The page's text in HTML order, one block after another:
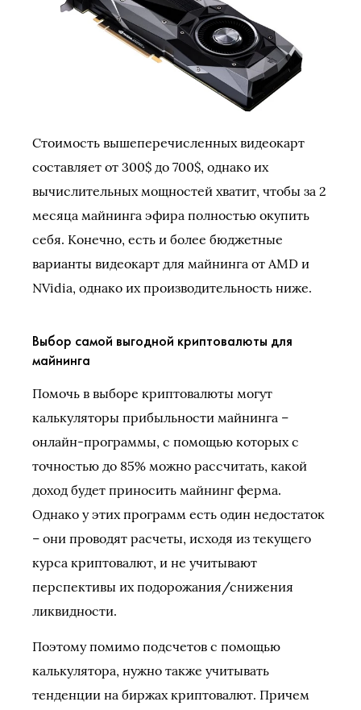
Стоимость вышеперечисленных видеокарт
составляет от 300$ до 700$, однако их
вычислительных мощностей хватит, чтобы за 2
месяца майнинга эфира полностью окупить
себя. Конечно, есть и более бюджетные
варианты видеокарт для майнинга от AMD и
NVidia, однако их производительность ниже.
Выбор самой выгодной криптовалюты для
майнинга
Помочь в выборе криптовалюты могут
калькуляторы прибыльности майнинга –
онлайн-программы, с помощью которых с
точностью до 85% можно рассчитать, какой
доход будет приносить майнинг ферма.
Однако у этих программ есть один недостаток
– они проводят расчеты, исходя из текущего
курса криптовалют, и не учитывают
перспективы их подорожания/снижения
ликвидности.
Поэтому помимо подсчетов с помощью
калькулятора, нужно также учитывать
тенденции на биржах криптовалют. Причем